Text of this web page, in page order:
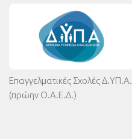
Επαγγελματικές Σχολές Δ.ΥΠ.Α.
(πρώην Ο.Α.Ε.Δ.)